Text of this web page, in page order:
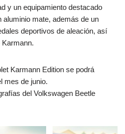
y un equipamiento destacado
aluminio mate, además de un
deportivos de aleación, así
Karmann Edition se podrá
mes de junio.
del Volkswagen Beetle